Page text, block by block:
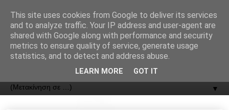
ΟΔΟΣ
▼
This site uses cookies from Google to deliver its services
and to analyze traffic. Your IP address and user-agent are
shared with Google along with performance and security
metrics to ensure quality of service, generate usage
statistics, and to detect and address abuse.
LEARN MORE GOT IT